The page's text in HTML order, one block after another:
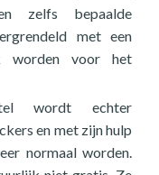
zelfs bepaalde
met een
worden voor het
wordt echter
en met zijn hulp
normaal worden.